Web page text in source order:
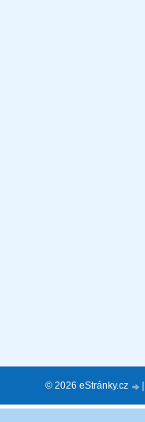
© 2026 eStránky.cz